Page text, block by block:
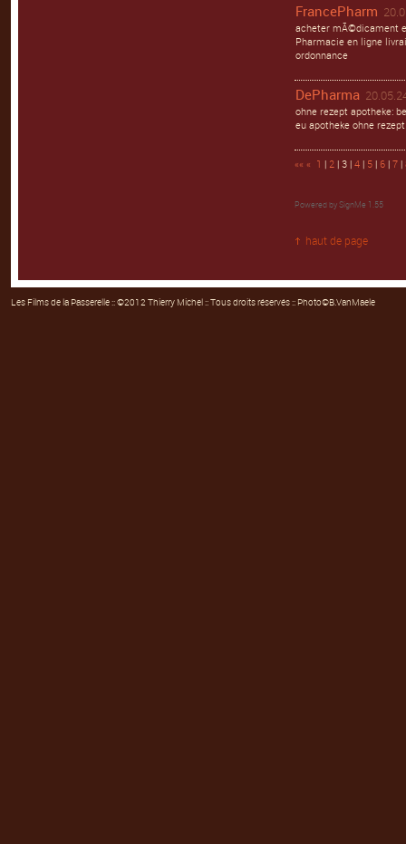
FrancePharm
acheter mÃ©dicament
Pharmacie en ligne
ordonnance
DePharma
ohne rezept apotheke:
eu apotheke ohne
«« « 1 | 2 | 3 | 4 | 5 | 6 | 7 |
Powered by SignMe 1.55
haut de page
Les Films de la Passerelle:: ©2012 Thierry Michel :: Tous droits réservés :: Photo©B.VanMaele